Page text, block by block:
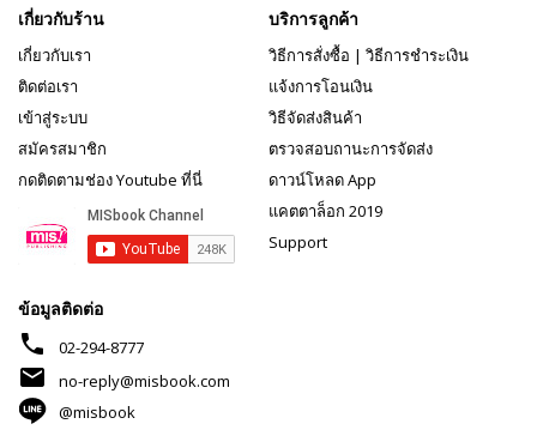
เกี่ยวกับร้าน
เกี่ยวกับเรา
ติดต่อเรา
เข้าสู่ระบบ
สมัครสมาชิก
กดติดตามช่อง Youtube ที่นี่
บริการลูกค้า
วิธีการสั่งซื้อ | วิธีการชำระเงิน
แจ้งการโอนเงิน
วิธีจัดส่งสินค้า
ตรวจสอบถานะการจัดส่ง
ดาวน์โหลด App
แคตตาล็อก 2019
Support
ข้อมูลติดต่อ
phone 02-294-8777
mail
no-reply@misbook.com
@misbook